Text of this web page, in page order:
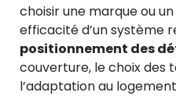
choisir une marque ou
efficacité d’un système
positionnement des
couverture, le choix des
l’adaptation au